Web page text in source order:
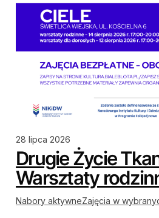
28 lipca 2026
Drugie Życie
Warsztaty
Nabory aktywneZajęcia w